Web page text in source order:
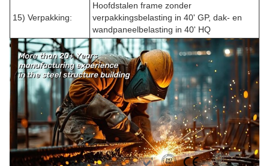
15) Verpakking:
Hoofdstalen frame zonder
verpakkingsbelasting in 40' GP, dak- en
wandpaneelbelasting in 40' HQ